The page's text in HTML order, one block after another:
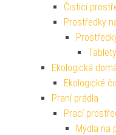
Čisticí
Prostředky
Ekologická
Ekologické
Praní prádla
Prací
Mýdla na